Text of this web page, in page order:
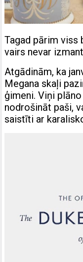
Tagad pārim viss
vairs nevar
Atgādinām, ka
Megana skaļi
ģimeni. Viņi
nodrošināt paši,
saistīti ar